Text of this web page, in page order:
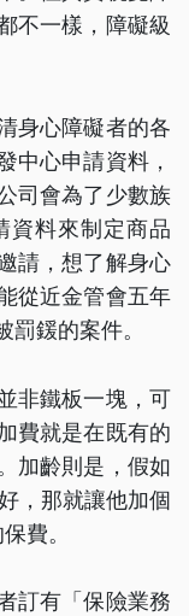
不一樣，障礙級
身心障礙者的各
中心申請資料，
司會為了少數族
資料來制定商品
請，想了解身心
從近金管會五年
鍰的案件。
非鐵板一塊，可
費就是在既有的
加齡則是，假如
，那就讓他加個
費。
訂有「保險業務